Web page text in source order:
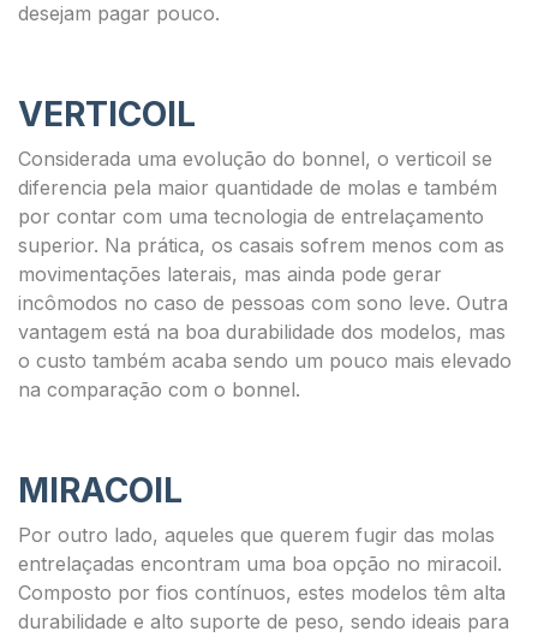
desejam pagar pouco.
VERTICOIL
Considerada uma evolução do bonnel, o verticoil se
diferencia pela maior quantidade de molas e também
por contar com uma tecnologia de entrelaçamento
superior. Na prática, os casais sofrem menos com as
movimentações laterais, mas ainda pode gerar
incômodos no caso de pessoas com sono leve. Outra
vantagem está na boa durabilidade dos modelos, mas
o custo também acaba sendo um pouco mais elevado
na comparação com o bonnel.
MIRACOIL
Por outro lado, aqueles que querem fugir das molas
entrelaçadas encontram uma boa opção no miracoil.
Composto por fios contínuos, estes modelos têm alta
durabilidade e alto suporte de peso, sendo ideais para